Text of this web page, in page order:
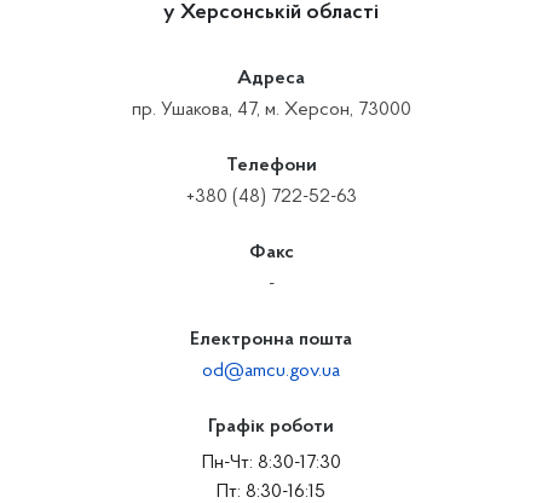
у Херсонській області
Адреса
пр. Ушакова, 47, м. Херсон, 73000
Телефони
+380 (48) 722-52-63
Факс
-
Електронна пошта
od@amcu.gov.ua
Графік роботи
Пн-Чт: 8:30-17:30
Пт: 8:30-16:15